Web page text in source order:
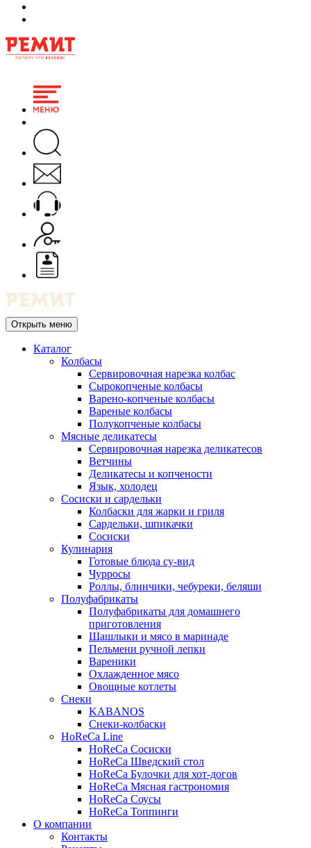
Открыть меню
Каталог
Колбасы
Сервировочная нарезка колбас
Сырокопченые колбасы
Варено-копченые колбасы
Вареные колбасы
Полукопченые колбасы
Мясные деликатесы
Сервировочная нарезка деликатесов
Ветчины
Деликатесы и копчености
Язык, холодец
Сосиски и сардельки
Колбаски для жарки и гриля
Сардельки, шпикачки
Сосиски
Кулинария
Готовые блюда су-вид
Чурросы
Роллы, блинчики, чебуреки, беляши
Полуфабрикаты
Полуфабрикаты для домашнего
приготовления
Шашлыки и мясо в маринаде
Пельмени ручной лепки
Вареники
Охлажденное мясо
Овощные котлеты
Снеки
KABANOS
Снеки-колбаски
HoReCa Line
HoReCa Сосиски
HoReCa Шведский стол
HoReCa Булочки для хот-догов
HoReCa Мясная гастрономия
HoReCa Соусы
HoReCa Топпинги
О компании
Контакты